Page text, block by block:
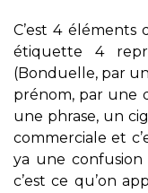
C’est 4
étiquette 4
(Bonduelle, par
prénom, par une
une phrase, un
commerciale et
ya une
c’est ce qu’on